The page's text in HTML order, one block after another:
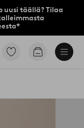
uusi täällä? Tilaa
Siirry
Siirry